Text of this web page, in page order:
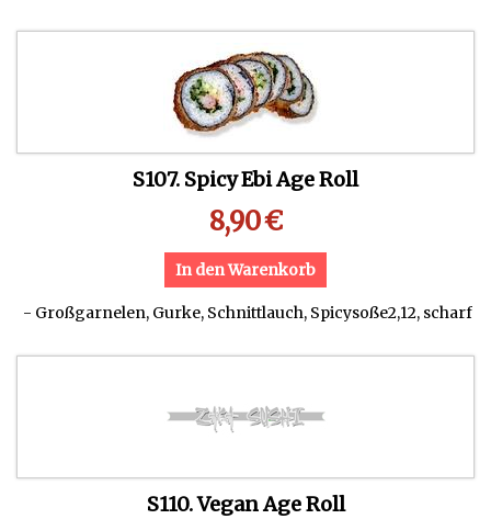
S107. Spicy Ebi Age Roll
8,90€
In den Warenkorb
- Großgarnelen, Gurke, Schnittlauch, Spicysoße2,12, scharf
S110. Vegan Age Roll